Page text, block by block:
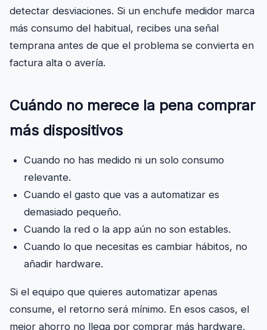
detectar desviaciones. Si un enchufe medidor marca
más consumo del habitual, recibes una señal
temprana antes de que el problema se convierta en
factura alta o avería.
Cuándo no merece la pena comprar
más dispositivos
Cuando no has medido ni un solo consumo
relevante.
Cuando el gasto que vas a automatizar es
demasiado pequeño.
Cuando la red o la app aún no son estables.
Cuando lo que necesitas es cambiar hábitos, no
añadir hardware.
Si el equipo que quieres automatizar apenas
consume, el retorno será mínimo. En esos casos, el
mejor ahorro no llega por comprar más hardware,